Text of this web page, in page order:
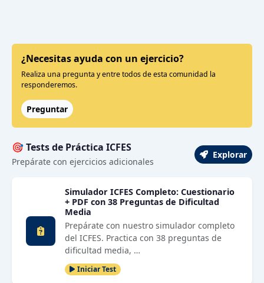
¿Necesitas ayuda con un ejercicio?
Realiza una pregunta y entre todos de esta comunidad la
responderemos.
Preguntar
🎯 Tests de Práctica ICFES
Prepárate con ejercicios adicionales
Explorar
Simulador ICFES Completo: Cuestionario
+ PDF con 38 Preguntas de Dificultad
Media
Prepárate con nuestro simulador completo
del ICFES. Practica con 38 preguntas de
dificultad media, …
Iniciar Test